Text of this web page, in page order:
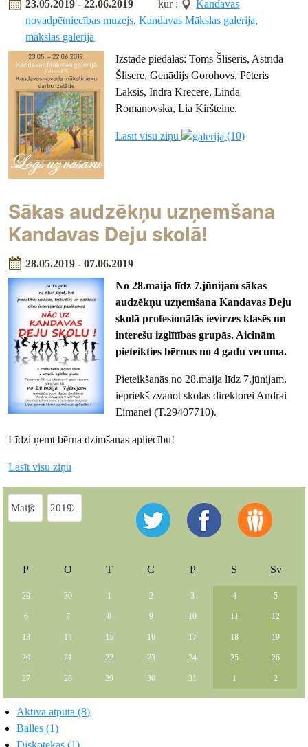
23.05.2019 - 22.06.2019 kur :
Kandavas
novadpētniecības muzejs,Kandavas Mākslas galerija,
mākslas galerija
Izstādē piedalās: Toms Šliseris, Astrīda
Šlisere, Genādijs Gorohovs, Pēteris
Laksis, Indra Krecere, Linda
Romanovska, Lia Kiršteine.
Lasīt visu ziņu (10)
Sākas audzēkņu uzņemšana
Kandavas Deju skolā!
28.05.2019 - 07.06.2019
No 28.maija līdz 7.jūnijam sākas
audzēkņu uzņemšana Kandavas Deju
skolā profesionālās ievirzes klasēs un
interešu izglītības grupās. Aicinām
pieteikties bērnus no 4 gadu vecuma.
Pieteikšanās no 28.maija līdz 7.jūnijam,
iepriekš zvanot skolas direktorei Andrai
Eimanei (T.29407710).
Līdzi ņemt bērna dzimšanas apliecību!
Lasīt visu ziņu
P O T C P S Sv
29 30 1 2 3 4 5
6 7 8 9 10 11 12
13 14 15 16 17 18 19
20 21 22 23 24 25 26
27 28 29 30 31 1 2
Aktīva atpūta (8)
Balles (1)